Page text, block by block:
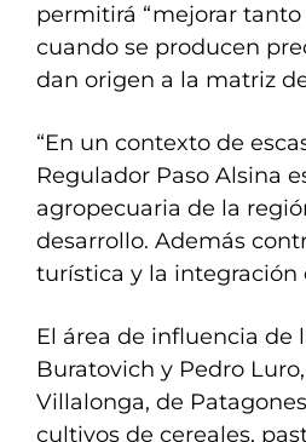
permitirá “mejorar
cuando se producen
dan origen a la matriz
“En un contexto de
Regulador Paso Alsina
agropecuaria de la
desarrollo. Además
turística y la integración
El área de influencia de
Buratovich y Pedro
Villalonga, de
cultivos de cereales,